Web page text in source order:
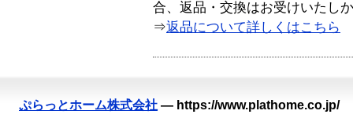
合、返品・交換はお受けいたし
⇒返品について詳しくはこちら
ぷらっとホーム株式会社 — https://www.plathome.co.jp/